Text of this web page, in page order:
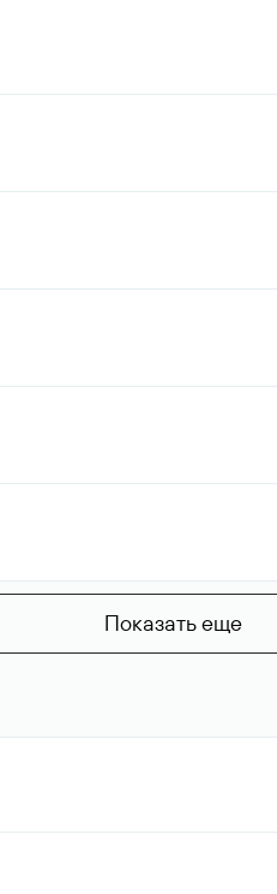
Показать еще